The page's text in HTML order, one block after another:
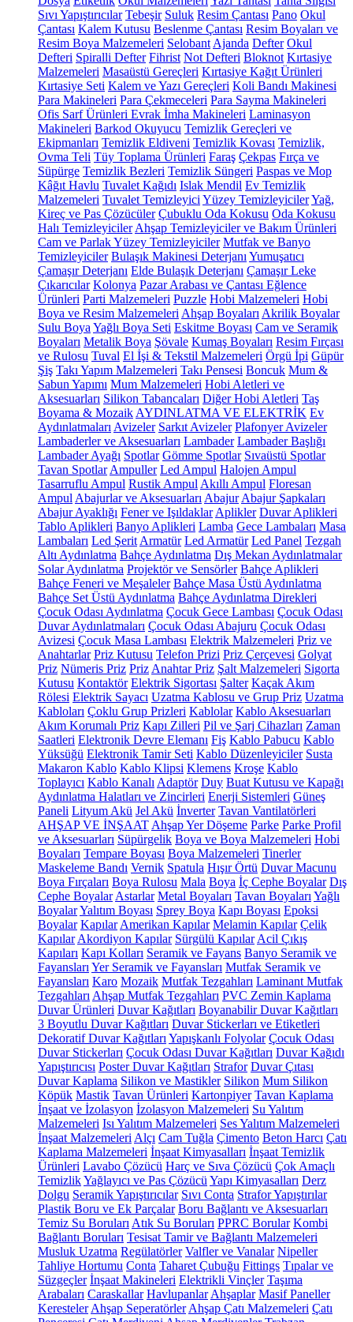
Sıvı Yapıştırıcılar Tebeşir Suluk Resim Çantası Pano Okul
Çantası Kalem Kutusu Beslenme Çantası Resim Boyaları ve
Resim Boya Malzemeleri Selobant Ajanda Defter Okul
Defteri Spiralli Defter Fihrist Not Defteri Bloknot Kırtasiye
Malzemeleri Masaüstü Gereçleri Kırtasiye Kağıt Ürünleri
Kırtasiye Seti Kalem ve Yazı Gereçleri Koli Bandı Makinesi
Para Makineleri Para Çekmeceleri Para Sayma Makineleri
Ofis Sarf Ürünleri Evrak İmha Makineleri Laminasyon
Makineleri Barkod Okuyucu Temizlik Gereçleri ve
Ekipmanları Temizlik Eldiveni Temizlik Kovası Temizlik,
Ovma Teli Tüy Toplama Ürünleri Faraş Çekpas Fırça ve
Süpürge Temizlik Bezleri Temizlik Süngeri Paspas ve Mop
Kâğıt Havlu Tuvalet Kağıdı Islak Mendil Ev Temizlik
Malzemeleri Tuvalet Temizleyici Yüzey TemizleyicilerYağ,
Kireç ve Pas Çözücüler Çubuklu Oda Kokusu Oda Kokusu
Halı Temizleyiciler Ahşap Temizleyiciler ve Bakım Ürünleri
Cam ve Parlak Yüzey Temizleyiciler Mutfak ve Banyo
Temizleyiciler Bulaşık Makinesi Deterjanı Yumuşatıcı
Çamaşır Deterjanı Elde Bulaşık Deterjanı Çamaşır Leke
Çıkarıcılar Kolonya Pazar Arabası ve Çantası Eğlence
Ürünleri Parti Malzemeleri Puzzle Hobi Malzemeleri Hobi
Boya ve Resim Malzemeleri Ahşap Boyaları Akrilik Boyalar
Sulu Boya Yağlı Boya Seti Eskitme Boyası Cam ve Seramik
Boyaları Metalik Boya Şövale Kumaş Boyaları Resim Fırçası
ve Rulosu Tuval El İşi & Tekstil Malzemeleri Örgü İpi Güpür
Şiş Takı Yapım Malzemeleri Takı Pensesi Boncuk Mum &
Sabun Yapımı Mum Malzemeleri Hobi Aletleri ve
Aksesuarları Silikon Tabancaları Diğer Hobi Aletleri Taş
Boyama & Mozaik AYDINLATMA VE ELEKTRİK Ev
Aydınlatmaları Avizeler Sarkıt Avizeler Plafonyer Avizeler
Lambaderler ve Aksesuarları Lambader Lambader Başlığı
Lambader Ayağı Spotlar Gömme Spotlar Sıvaüstü Spotlar
Tavan Spotlar Ampuller Led Ampul Halojen Ampul
Tasarruflu Ampul Rustik Ampul Akıllı Ampul Floresan
Ampul Abajurlar ve Aksesuarları Abajur Abajur Şapkaları
Abajur Ayaklığı Fener ve Işıldaklar Aplikler Duvar Aplikleri
Tablo Aplikleri Banyo Aplikleri Lamba Gece Lambaları Masa
Lambaları Led Şerit Armatür Led Armatür Led Panel Tezgah
Altı Aydınlatma Bahçe Aydınlatma Dış Mekan Aydınlatmalar
Solar Aydınlatma Projektör ve Sensörler Bahçe Aplikleri
Bahçe Feneri ve Meşaleler Bahçe Masa Üstü Aydınlatma
Bahçe Set Üstü Aydınlatma Bahçe Aydınlatma Direkleri
Çocuk Odası Aydınlatma Çocuk Gece Lambası Çocuk Odası
Duvar Aydınlatmaları Çocuk Odası Abajuru Çocuk Odası
Avizesi Çocuk Masa Lambası Elektrik Malzemeleri Priz ve
Anahtarlar Priz Kutusu Telefon Prizi Priz Çerçevesi Golyat
Priz Nümeris Priz Priz Anahtar Priz Şalt Malzemeleri Sigorta
Kutusu Kontaktör Elektrik Sigortası Şalter Kaçak Akım
Rölesi Elektrik Sayacı Uzatma Kablosu ve Grup Priz Uzatma
Kabloları Çoklu Grup Prizleri Kablolar Kablo Aksesuarları
Akım Korumalı Priz Kapı Zilleri Pil ve Şarj Cihazları Zaman
Saatleri Elektronik Devre Elemanı Fiş Kablo Pabucu Kablo
Yüksüğü Elektronik Tamir Seti Kablo Düzenleyiciler Susta
Makaron Kablo Kablo Klipsi Klemens Kroşe Kablo
Toplayıcı Kablo Kanalı Adaptör Duy Buat Kutusu ve Kapağı
Aydınlatma Halatları ve Zincirleri Enerji Sistemleri Güneş
Paneli Lityum Akü Jel Akü İnverter Tavan Vantilatörleri
AHŞAP VE İNŞAAT Ahşap Yer Döşeme Parke Parke Profil
ve Aksesuarları Süpürgelik Boya ve Boya Malzemeleri Hobi
Boyaları Tempare Boyası Boya Malzemeleri Tinerler
Maskeleme Bandı Vernik Spatula Hışır Örtü Duvar Macunu
Boya Fırçaları Boya Rulosu Mala Boya İç Cephe Boyalar Dış
Cephe Boyalar Astarlar Metal Boyaları Tavan Boyaları Yağlı
BoyalarYalıtım Boyası Sprey Boya Kapı Boyası Epoksi
Boyalar Kapılar Amerikan Kapılar Melamin Kapılar Çelik
Kapılar Akordiyon Kapılar Sürgülü Kapılar Acil Çıkış
Kapıları Kapı Kolları Seramik ve Fayans Banyo Seramik ve
Fayansları Yer Seramik ve Fayansları Mutfak Seramik ve
Fayansları Karo Mozaik Mutfak Tezgahları Laminant Mutfak
Tezgahları Ahşap Mutfak Tezgahları PVC Zemin Kaplama
Duvar Ürünleri Duvar Kağıtları Boyanabilir Duvar Kağıtları
3 Boyutlu Duvar Kağıtları Duvar Stickerları ve Etiketleri
Dekoratif Duvar Kağıtları Yapışkanlı Folyolar Çocuk Odası
Duvar Stickerları Çocuk Odası Duvar Kağıtları Duvar Kağıdı
Yapıştırıcısı Poster Duvar Kağıtları Strafor Duvar Çıtası
Duvar Kaplama Silikon ve Mastikler Silikon Mum Silikon
Köpük Mastik Tavan Ürünleri Kartonpiyer Tavan Kaplama
İnşaat ve İzolasyon İzolasyon Malzemeleri Su Yalıtım
Malzemeleri Isı Yalıtım Malzemeleri Ses Yalıtım Malzemeleri
İnşaat Malzemeleri Alçı Cam Tuğla Çimento Beton Harcı Çatı
Kaplama Malzemeleri İnşaat Kimyasalları İnşaat Temizlik
Ürünleri Lavabo Çözücü Harç ve Sıva Çözücü Çok Amaçlı
TemizlikYağlayıcı ve Pas Çözücü Yapı Kimyasalları Derz
Dolgu Seramik Yapıştırıcılar Sıvı Conta Strafor Yapıştırılar
Plastik Boru ve Ek Parçalar Boru Bağlantı ve Aksesuarları
Temiz Su Boruları Atık Su Boruları PPRC Borular Kombi
Bağlantı Boruları Tesisat Tamir ve Bağlantı Malzemeleri
Musluk Uzatma Regülatörler Valfler ve Vanalar Nipeller
Tahliye Hortumu Conta Taharet Çubuğu Fittings Tıpalar ve
Süzgeçler İnşaat Makineleri Elektrikli Vinçler Taşıma
Arabaları Caraskallar Havlupanlar Ahşaplar Masif Paneller
Keresteler Ahşap Seperatörler Ahşap Çatı Malzemeleri Çatı